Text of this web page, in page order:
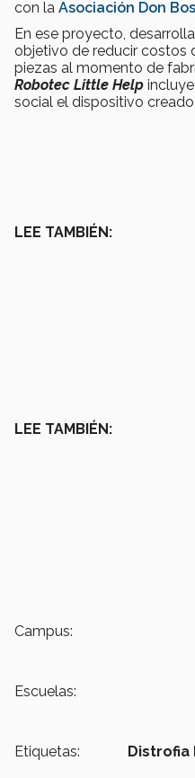
con la Asociación Don
En ese proyecto,
objetivo de reducir costos
piezas al momento de
Robotec Little Help
social el dispositivo
LEE TAMBIÉN:
LEE TAMBIÉN:
Campus:
Escuelas:
Etiquetas: Distrofia